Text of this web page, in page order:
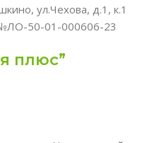
ул.Чехова, д.1, к.1
50-01-000606-23
плюс”